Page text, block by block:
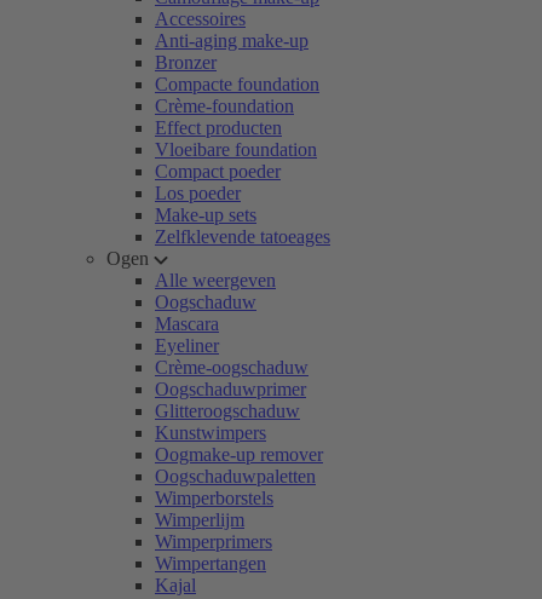
Accessoires
Anti-aging make-up
Bronzer
Compacte foundation
Crème-foundation
Effect producten
Vloeibare foundation
Compact poeder
Los poeder
Make-up sets
Zelfklevende tatoeages
Ogen
Alle weergeven
Oogschaduw
Mascara
Eyeliner
Crème-oogschaduw
Oogschaduwprimer
Glitteroogschaduw
Kunstwimpers
Oogmake-up remover
Oogschaduwpaletten
Wimperborstels
Wimperlijm
Wimperprimers
Wimpertangen
Kajal